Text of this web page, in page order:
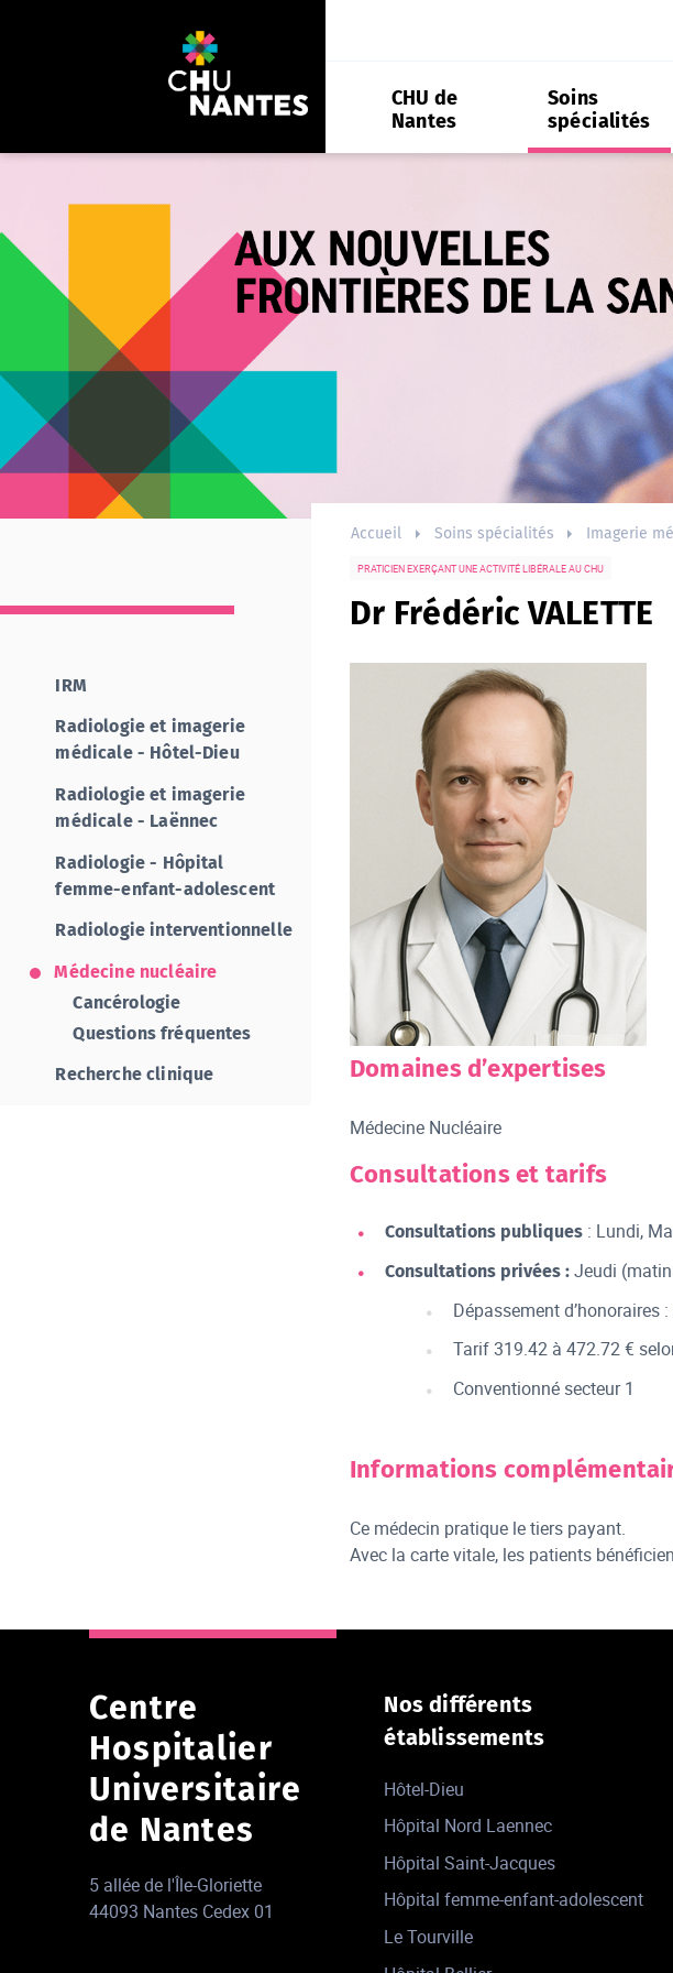
CHU de
Nantes
Soins
spécialités
Accueil Soins spécialités Imagerie
PRATICIEN EXERÇANT UNE ACTIVITÉ LIBÉRALE AU CHU
Dr Frédéric VALETTE
Dr VALETTE
Domaines d’expertises
Médecine Nucléaire
Consultations et tarifs
Consultations publiques : Lundi,
Consultations privées :Jeudi
Dépassement d’honoraires
Tarif 319.42 à 472.72 €
Conventionné secteur 1
Informations
Ce médecin pratique le tiers payant.
Avec la carte vitale, les patients
IRM
Radiologie et imagerie
médicale - Hôtel-Dieu
Radiologie et imagerie
médicale - Laënnec
Radiologie - Hôpital
femme-enfant-adolescent
Radiologie interventionnelle
Médecine nucléaire
Cancérologie
Questions fréquentes
Recherche clinique
Centre
Hospitalier
Universitaire
de Nantes
5 allée de l'Île-Gloriette
44093 Nantes Cedex 01
Nos différents
établissements
Hôtel-Dieu
Hôpital Nord Laennec
Hôpital Saint-Jacques
Hôpital femme-enfant-adolescent
Le Tourville